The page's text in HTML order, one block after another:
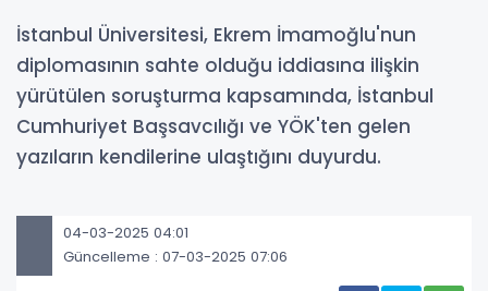
İstanbul Üniversitesi, Ekrem İmamoğlu'nun
diplomasının sahte olduğu iddiasına ilişkin
yürütülen soruşturma kapsamında, İstanbul
Cumhuriyet Başsavcılığı ve YÖK'ten gelen
yazıların kendilerine ulaştığını duyurdu.
04-03-2025 04:01
Güncelleme : 07-03-2025 07:06